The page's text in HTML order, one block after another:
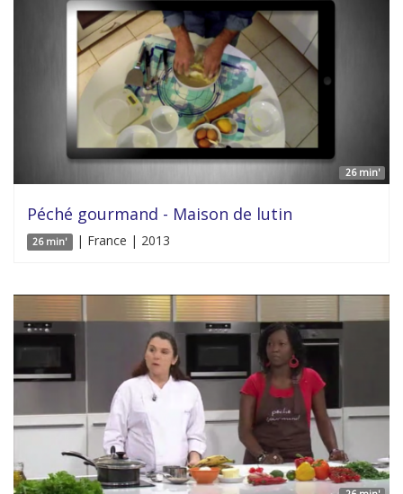
26 min'
Péché gourmand - Maison de lutin
26 min' | France | 2013